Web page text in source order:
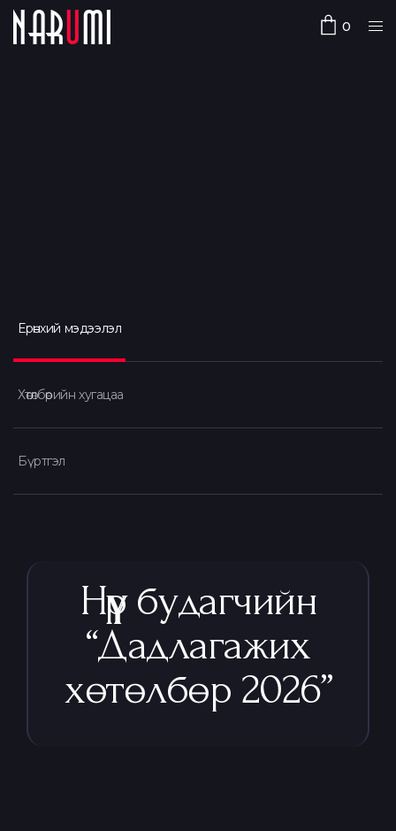
0
Ерөнхий мэдээлэл
Хөтөлбөрийн хугацаа
Бүртгэл
Нүүр будагчийн
“Дадлагажих
хөтөлбөр 2026”